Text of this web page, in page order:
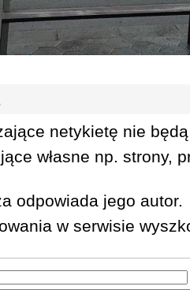
netykietę nie
własne np. strony,
odpowiada jego autor.
w serwisie